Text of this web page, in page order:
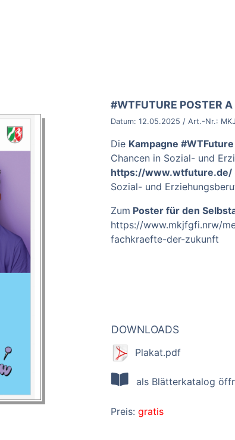
BROSCHÜRE:
#WTFUTURE POSTER
Datum: 12.05.2025 / Art.-Nr.:
Die Kampagne #WTFuture
Chancen in Sozial- und
https://www.wtfuture.de/
Sozial- und
Zum Poster für den
https://www.mkjfgfi.nrw/
fachkraefte-der-zukunft
DOWNLOADS
Plakat.pdf
als Blätterkatalog
Preis: gratis